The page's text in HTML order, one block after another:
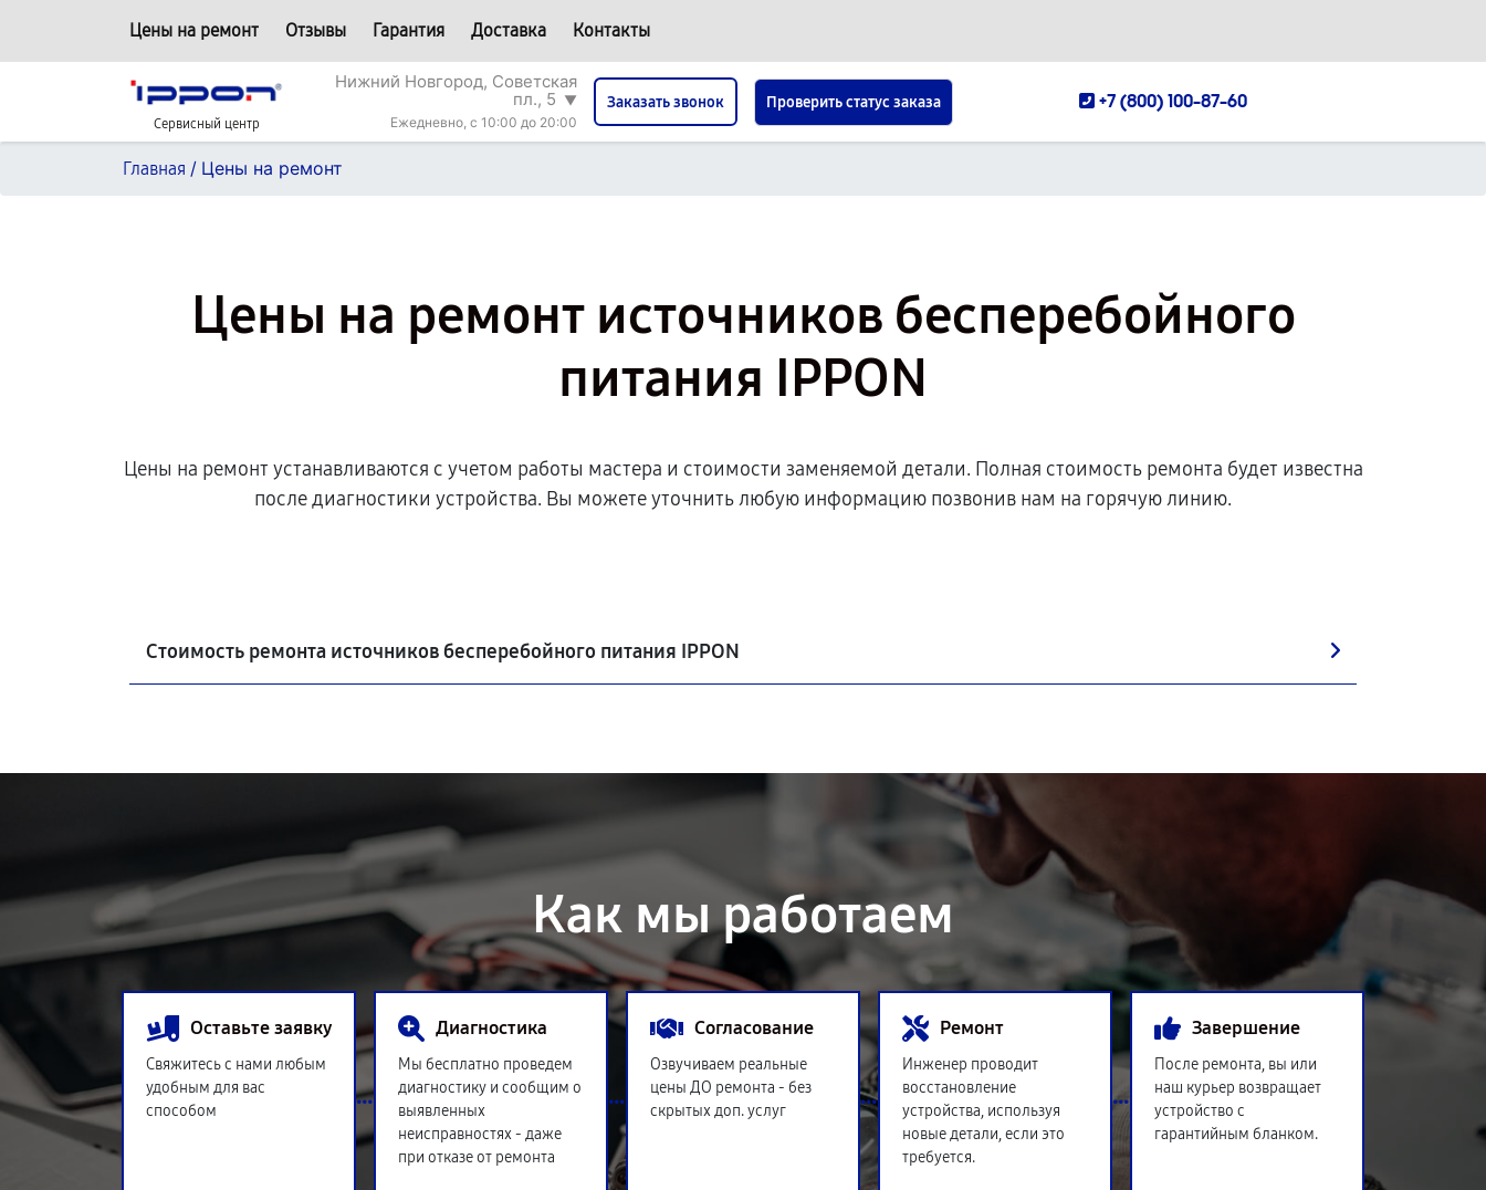
Цены на ремонт Отзывы Гарантия Доставка Контакты
Сервисный центр
Нижний Новгород, Советская
пл., 5 ▼
Ежедневно, с 10:00 до 20:00
Заказать звонок Проверить статус заказа +7 (800) 100-87-60
Главная / Цены на ремонт
Цены на ремонт источников бесперебойного
питания IPPON
Цены на ремонт устанавливаются с учетом работы мастера и стоимости заменяемой детали. Полная стоимость ремонта будет известна
после диагностики устройства. Вы можете уточнить любую информацию позвонив нам на горячую линию.
Стоимость ремонта источников бесперебойного питания IPPON
Как мы работаем
Оставьте заявку
Свяжитесь с нами любым
удобным для вас
способом
Диагностика
Мы бесплатно проведем
диагностику и сообщим о
выявленных
неисправностях - даже
при отказе от ремонта
Согласование
Озвучиваем реальные
цены ДО ремонта - без
скрытых доп. услуг
Ремонт
Инженер проводит
восстановление
устройства, используя
новые детали, если это
требуется.
Завершение
После ремонта, вы или
наш курьер возвращает
устройство с
гарантийным бланком.